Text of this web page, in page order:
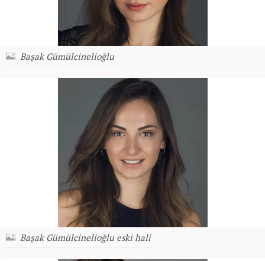
Başak Gümülcinelioğlu
Başak Gümülcinelioğlu eski hali